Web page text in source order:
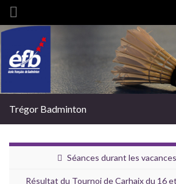
Trégor Badminton
Séances durant les
Résultat du Tournoi de Carhaix du 16